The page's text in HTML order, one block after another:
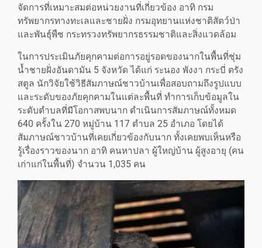
จัดการที่เหมาะสมต่อหน่วยงานที่เกี่ยวข้อง อาทิ กรม
ทรัพยากรทางทะเลและชายฝั่ง กรมอุทยานแห่งชาติสัตว์ป่า
และพันธุ์พืช กระทรวงทรัพยากรธรรมชาติและสิ่งแวดล้อม
ในการประเมินภัยคุกคามต่อการอยู่รอดของนากในพื้นที่ชุ่ม
น้ำชายฝั่งอันดามัน 5 จังหวัด ได้แก่ ระนอง พังงา กระบี่ ตรัง
สตูล นักวิจัยใช้วิธีสัมภาษณ์ชาวบ้านเพื่อสอบถามถึงรูปแบบ
และระดับของภัยคุกคามในแต่ละพื้นที่ ทำการเก็บข้อมูลใน
ระดับตำบลที่มีโอกาสพบนาก ดำเนินการสัมภาษณ์ทั้งหมด
640 ครั้งใน 270 หมู่บ้าน 117 ตำบล 25 อำเภอ โดยได้
สัมภาษณ์ชาวบ้านที่เคยเกี่ยวข้องกับนาก ทั้งเคยพบเห็นหรือ
รู้เรื่องราวของนาก อาทิ คนหาปลา ผู้ใหญ่บ้าน ผู้สูงอายุ (คน
เก่าแก่ในพื้นที่) จำนวน 1,035 คน